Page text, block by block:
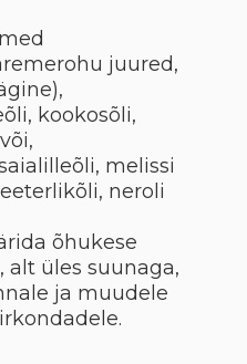
juured,
kookosõli,
melissi
neroli
õhukese
alt üles suunaga,
ja muudele